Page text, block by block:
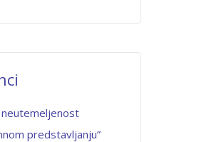
predstavljanju”